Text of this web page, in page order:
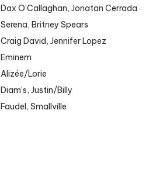
Dax O’Callaghan, Jonatan Cerrada
Serena, Britney Spears
Craig David, Jennifer Lopez
Eminem
Alizée/Lorie
Diam’s, Justin/Billy
Faudel, Smallville